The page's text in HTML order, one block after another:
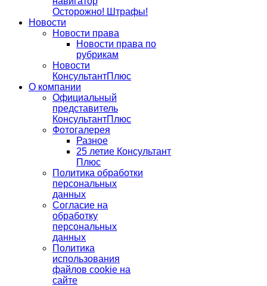
Осторожно! Штрафы!
Новости
Новости права
Новости права по
рубрикам
Новости
КонсультантПлюс
О компании
Официальный
представитель
КонсультантПлюс
Фотогалерея
Разное
25 летие Консультант
Плюс
Политика обработки
персональных
данных
Согласие на
обработку
персональных
данных
Политика
использования
файлов cookie на
сайте